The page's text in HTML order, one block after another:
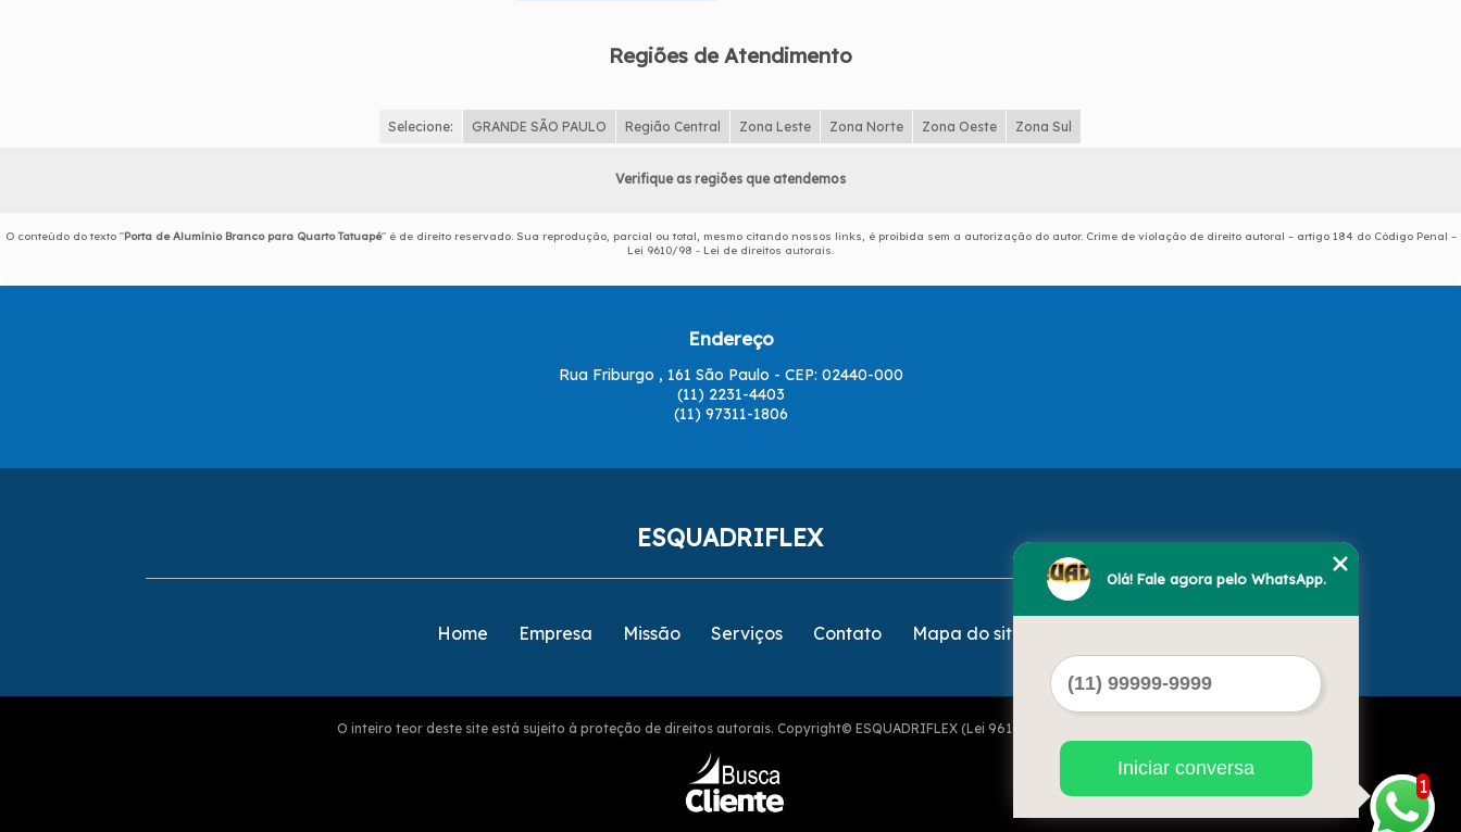
Regiões de Atendimento
Selecione: GRANDE SÃO PAULO Região Central Zona Leste Zona Norte Zona Oeste Zona Sul
Verifique as regiões que atendemos
O conteúdo do texto "Porta de Alumínio Branco para Quarto Tatuapé" é de direito reservado. Sua reprodução, parcial ou total, mesmo citando nossos links, é proibida sem a autorização do autor. Crime de violação de direito autoral – artigo 184 do Código Penal –
Lei 9610/98 - Lei de direitos autorais.
Endereço
Rua Friburgo , 161 São Paulo - CEP: 02440-000
(11) 2231-4403
(11) 97311-1806
ESQUADRIFLEX
Home Empresa Missão Serviços Contato Mapa do site
O inteiro teor deste site está sujeito à proteção de direitos autorais. Copyright© ESQUADRIFLEX (Lei 9610 de 19/02/1998)
1
Olá! Fale agora pelo WhatsApp.
Iniciar conversa